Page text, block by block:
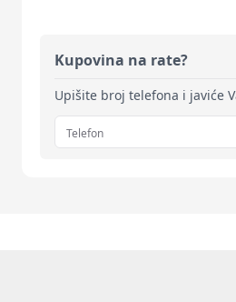
Kupovina na rate?
Upišite broj telefona i javiće